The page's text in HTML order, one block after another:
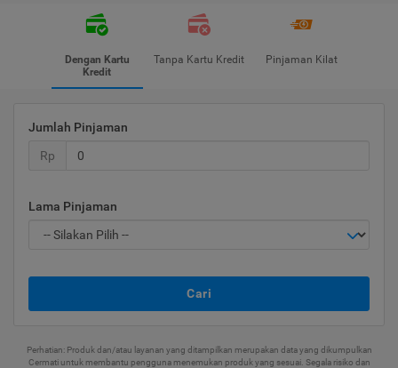
Dengan Kartu
Kredit
Tanpa Kartu Kredit Pinjaman Kilat
Jumlah Pinjaman
Rp
Lama Pinjaman
Cari
Perhatian: Produk dan/atau layanan yang ditampilkan merupakan data yang dikumpulkan
Cermati untuk membantu pengguna menemukan produk yang sesuai. Segala risiko dan